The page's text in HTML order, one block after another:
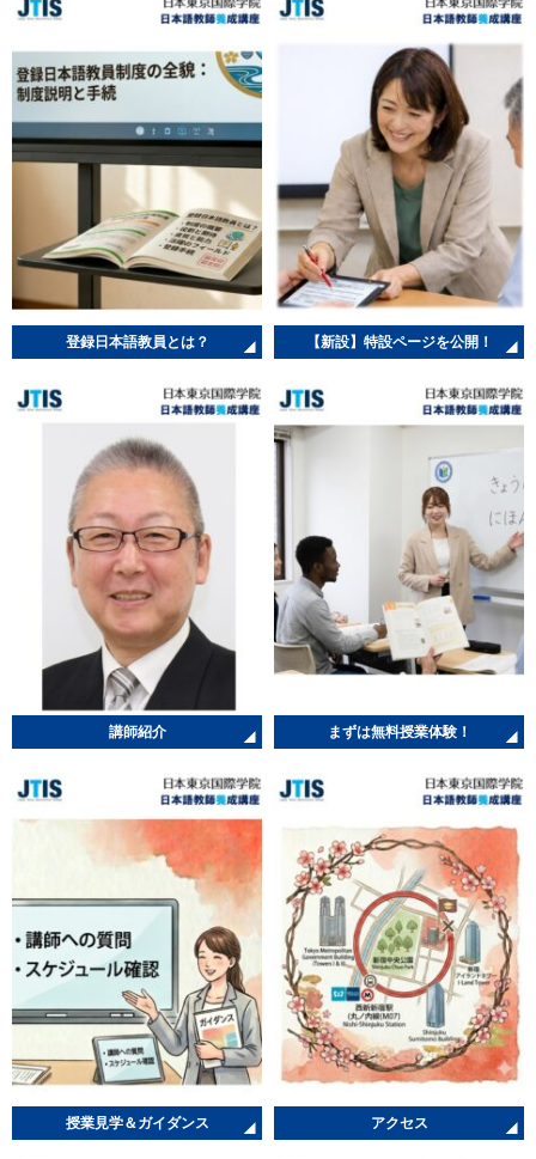
登録日本語教員とは？ 【新設】特設ページを公開！
講師紹介 まずは無料授業体験！
授業見学＆ガイダンス アクセス